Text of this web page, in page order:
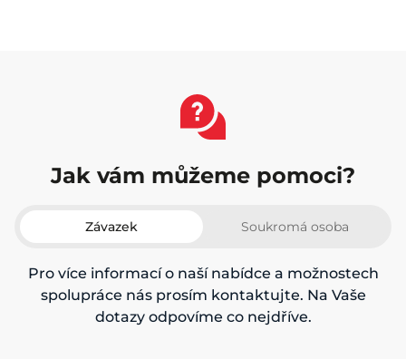
Jak vám můžeme pomoci?
Závazek Soukromá osoba
Pro více informací o naší nabídce a možnostech
spolupráce nás prosím kontaktujte. Na Vaše
dotazy odpovíme co nejdříve.